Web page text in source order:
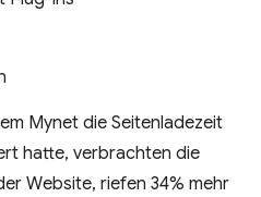
Mynet die Seitenladezeit
hatte, verbrachten die
Website, riefen 34% mehr